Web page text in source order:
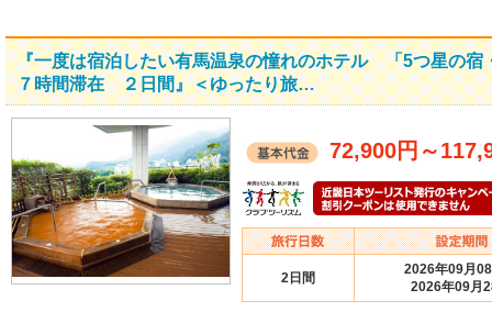
『一度は宿泊したい有馬温泉の憧れのホテル 「5つ星の宿
７時間滞在 ２日間』＜ゆったり旅…
72,900円 ～
2日間
2026年09月
2026年09月